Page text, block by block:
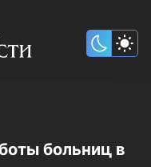
больниц в